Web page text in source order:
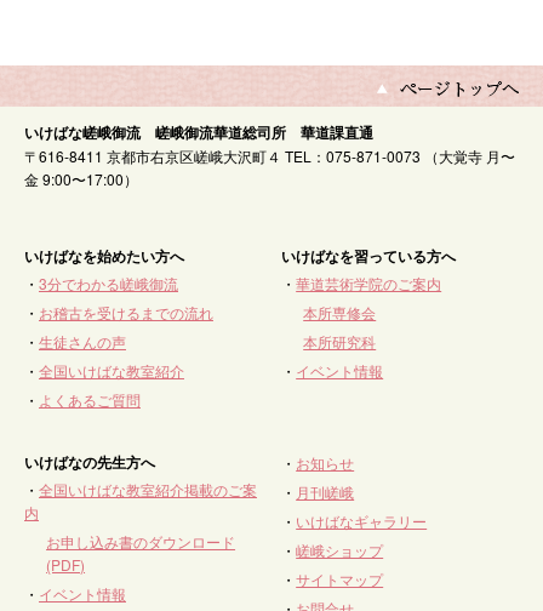
いけばな嵯峨御流 嵯峨御流華道総司所 華道課直通
〒616-8411 京都市右京区嵯峨大沢町４ TEL：075-871-0073 （大覚寺 月〜
金 9:00〜17:00）
いけばなを始めたい方へ
・ 3分でわかる嵯峨御流
・ お稽古を受けるまでの流れ
・ 生徒さんの声
・ 全国いけばな教室紹介
・ よくあるご質問
いけばなを習っている方へ
・華道芸術学院のご案内
本所専修会
本所研究科
・ イベント情報
いけばなの先生方へ
・ 全国いけばな教室紹介掲載のご案
内
お申し込み書のダウンロード
(PDF)
・ イベント情報
・ お知らせ
・ 月刊嵯峨
・ いけばなギャラリー
・嵯峨ショップ
・サイトマップ